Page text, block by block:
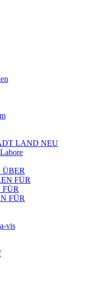
LAND NEU
ÜBER
FÜR
FÜR
FÜR
vis